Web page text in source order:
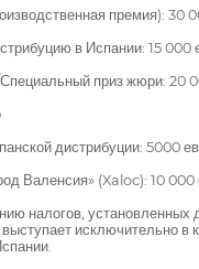
премия): 30
в Испании: 15 000
приз жюри: 20
дистрибуции: 5000
Валенсия» (Xaloc): 10 000
налогов,
исключительно в